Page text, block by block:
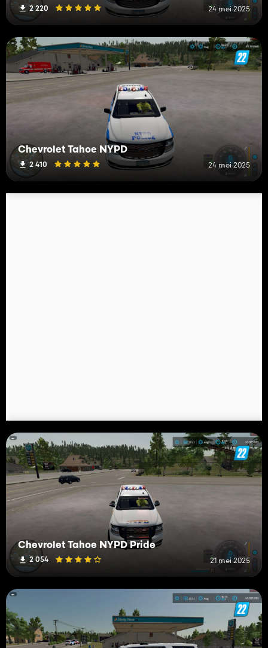
2 220 24 mei 2025
Chevrolet Tahoe NYPD
2 410 24 mei 2025
Chevrolet Tahoe NYPD Pride
2 054 21 mei 2025